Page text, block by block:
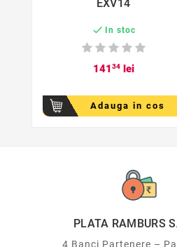
EXV14
 In stoc
14134lei
Adauga in cos
PLATA RAMBURS
4 Banci Partenere –